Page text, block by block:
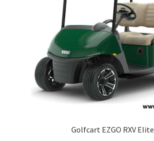
Golfcart EZGO RXV Elite